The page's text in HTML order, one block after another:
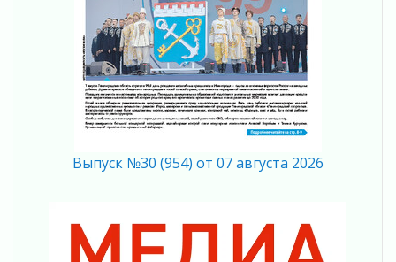
04 августа 2026
Регион готовится к выборам
04 августа 2026
Никакого принуждения, только письменное
согласие
04 августа 2026
04 августа 2026
Что делать со сбережениями
04 августа 2026
Выпуск №30 (954) от 07 августа 2026